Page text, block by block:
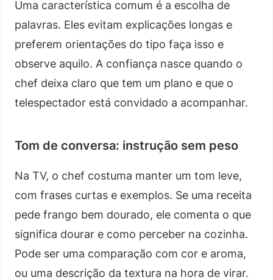
Uma característica comum é a escolha de
palavras. Eles evitam explicações longas e
preferem orientações do tipo faça isso e
observe aquilo. A confiança nasce quando o
chef deixa claro que tem um plano e que o
telespectador está convidado a acompanhar.
Tom de conversa: instrução sem peso
Na TV, o chef costuma manter um tom leve,
com frases curtas e exemplos. Se uma receita
pede frango bem dourado, ele comenta o que
significa dourar e como perceber na cozinha.
Pode ser uma comparação com cor e aroma,
ou uma descrição da textura na hora de virar.